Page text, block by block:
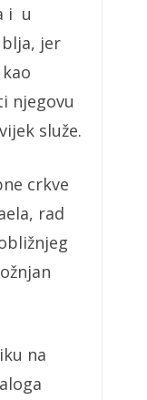
i u
jer
njegovu
služe.
crkve
rad
na